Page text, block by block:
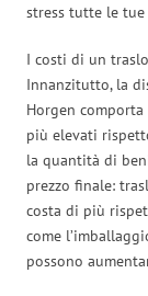
stress tutte le tue
I costi di un
Innanzitutto, la
Horgen
più elevati
la quantità di
prezzo finale:
costa di più
come
possono